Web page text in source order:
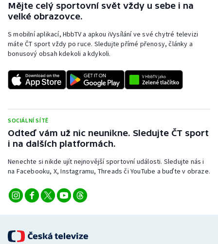
Ragby
Rychlobruslení
Rychlostní kanoistika
Short track
Stolní tenis
Triatlon
Veslování
Vodní slalom
Volejbal
Ostatní
Mějte celý sportovní svět vždy u sebe i na
velké obrazovce.
S mobilní aplikací, HbbTV a apkou iVysílání ve své chytré televizi
máte ČT sport vždy po ruce. Sledujte přímé přenosy, články a
bonusový obsah kdekoli a kdykoli.
SOCIÁLNÍ SÍTĚ
Odteď vám už nic neunikne. Sledujte ČT sport
i na dalších platformách.
Nenechte si nikde ujít nejnovější sportovní události. Sledujte nás i
na Facebooku, X, Instagramu, Threads či YouTube a buďte v obraze.